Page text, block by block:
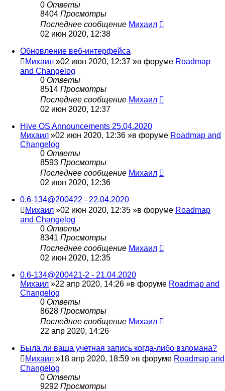
0 Ответы
8404 Просмотры
Последнее сообщение Михаил
02 июн 2020, 12:38
Обновление веб-интерфейса
Михаил »02 июн 2020, 12:37 »в форуме Roadmap
and Changelog
0 Ответы
8514 Просмотры
Последнее сообщение Михаил
02 июн 2020, 12:37
Hive OS Announcements 25.04.2020
Михаил »02 июн 2020, 12:36 »в форуме Roadmap and
Changelog
0 Ответы
8593 Просмотры
Последнее сообщение Михаил
02 июн 2020, 12:36
0.6-134@200422 - 22.04.2020
Михаил »02 июн 2020, 12:35 »в форуме Roadmap
and Changelog
0 Ответы
8341 Просмотры
Последнее сообщение Михаил
02 июн 2020, 12:35
0.6-134@200421-2 - 21.04.2020
Михаил »22 апр 2020, 14:26 »в форуме Roadmap and
Changelog
0 Ответы
8628 Просмотры
Последнее сообщение Михаил
22 апр 2020, 14:26
Была ли ваша учетная запись когда-либо взломана?
Михаил »18 апр 2020, 18:59 »в форуме Roadmap and
Changelog
0 Ответы
9292 Просмотры